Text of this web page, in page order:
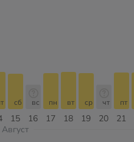
15
сб
16
вс
17
пн
18
вт
19
ср
20
чт
21
пт
Август